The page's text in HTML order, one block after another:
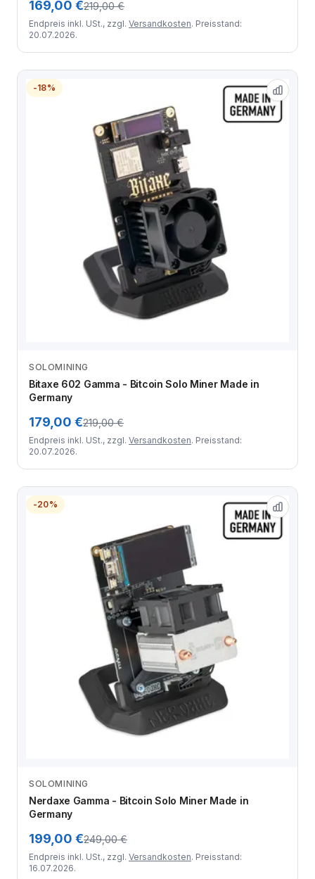
169,00 €219,00 €
Endpreis inkl. USt., zzgl. Versandkosten. Preisstand:
20.07.2026.
-18%
SOLOMINING
Bitaxe 602 Gamma - Bitcoin Solo Miner Made in
Germany
179,00 €219,00 €
Endpreis inkl. USt., zzgl. Versandkosten. Preisstand:
20.07.2026.
-20%
SOLOMINING
Nerdaxe Gamma - Bitcoin Solo Miner Made in
Germany
199,00 €249,00 €
Endpreis inkl. USt., zzgl. Versandkosten. Preisstand:
16.07.2026.